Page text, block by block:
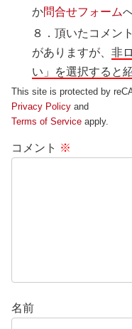
か問合せフォーム
８．頂いたコメン
がありますが、非
い」を選択すると
This site is protected by
Privacy Policy and
Terms of Service apply.
コメント ※
名前